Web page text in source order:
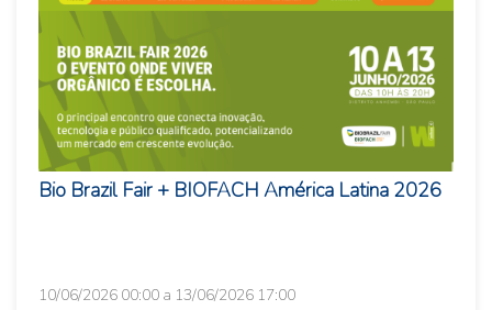
Bio Brazil Fair + BIOFACH América Latina 2026
10/06/2026 00:00 a 13/06/2026 17:00